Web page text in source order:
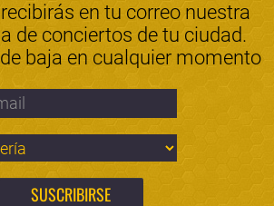
en tu correo nuestra
de conciertos de tu ciudad.
baja en cualquier momento